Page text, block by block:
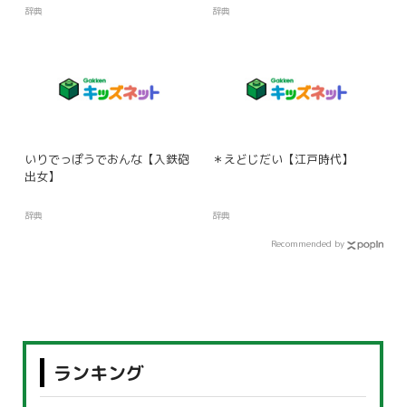
辞典 辞典
いりでっぽうでおんな【入鉄砲
出女】
辞典
＊えどじだい【江戸時代】
辞典
Recommended by
ランキング